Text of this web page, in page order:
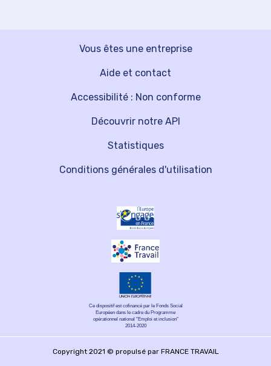
Vous êtes une entreprise
Découvrir notre API
Aide et contact
Statistiques
Accessibilité : Non conforme
Conditions générales d'utilisation
Ce dispositif est cofinancé par le Fonds Social
Européen dans le cadre du Programme
opérationnel national "Emploi et inclusion"
2014-2020
Copyright 2021 © propulsé par FRANCE TRAVAIL